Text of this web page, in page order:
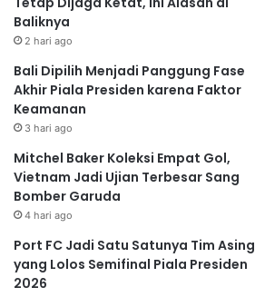
Baliknya
2 hari ago
Bali Dipilih Menjadi Panggung Fase
Akhir Piala Presiden karena Faktor
Keamanan
3 hari ago
Mitchel Baker Koleksi Empat Gol,
Vietnam Jadi Ujian Terbesar Sang
Bomber Garuda
4 hari ago
Port FC Jadi Satu Satunya Tim Asing
yang Lolos Semifinal Piala Presiden
2026